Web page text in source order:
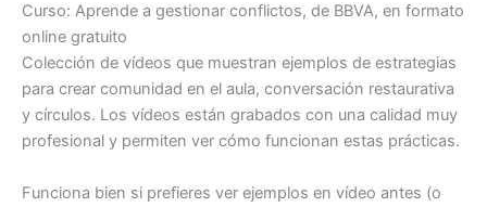
Curso: Aprende a gestionar conflictos, de BBVA, en formato
online gratuito
Colección de vídeos que muestran ejemplos de estrategias
para crear comunidad en el aula, conversación restaurativa
y círculos. Los vídeos están grabados con una calidad muy
profesional y permiten ver cómo funcionan estas prácticas.
Funciona bien si prefieres ver ejemplos en vídeo antes (o